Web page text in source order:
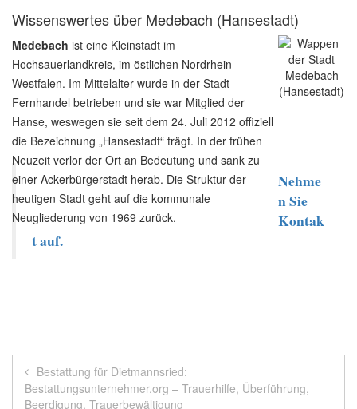
Wissenswertes über Medebach (Hansestadt)
Medebach ist eine Kleinstadt im
Hochsauerlandkreis, im östlichen Nordrhein-
Westfalen. Im Mittelalter wurde in der Stadt
Fernhandel betrieben und sie war Mitglied der
Hanse, weswegen sie seit dem 24. Juli 2012 offiziell
die Bezeichnung „Hansestadt“ trägt. In der frühen
Neuzeit verlor der Ort an Bedeutung und sank zu
einer Ackerbürgerstadt herab. Die Struktur der
heutigen Stadt geht auf die kommunale
Neugliederung von 1969 zurück.
Nehme
n Sie
Kontak
t auf.
Beitragsnavigation
Bestattung für Dietmannsried:
Bestattungsunternehmer.org – Trauerhilfe, Überführung,
Beerdigung, Trauerbewältigung